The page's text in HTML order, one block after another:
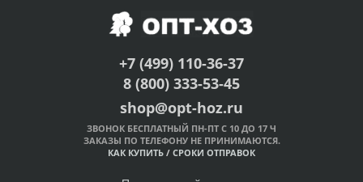
+7 (499) 110-36-37
8 (800) 333-53-45
shop@opt-hoz.ru
ЗВОНОК БЕСПЛАТНЫЙ ПН-ПТ С 10 ДО 17 Ч
ЗАКАЗЫ ПО ТЕЛЕФОНУ НЕ ПРИНИМАЮТСЯ.
КАК КУПИТЬ / СРОКИ ОТПРАВОК